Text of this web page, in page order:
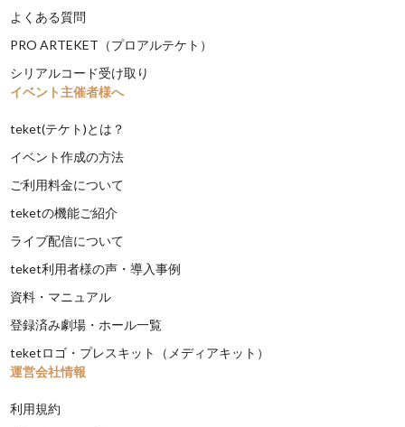
よくある質問
PRO ARTEKET（プロアルテケト）
シリアルコード受け取り
イベント主催者様へ
teket(テケト)とは？
イベント作成の方法
ご利用料金について
teketの機能ご紹介
ライブ配信について
teket利用者様の声・導入事例
資料・マニュアル
登録済み劇場・ホール一覧
teketロゴ・プレスキット（メディアキット）
運営会社情報
利用規約